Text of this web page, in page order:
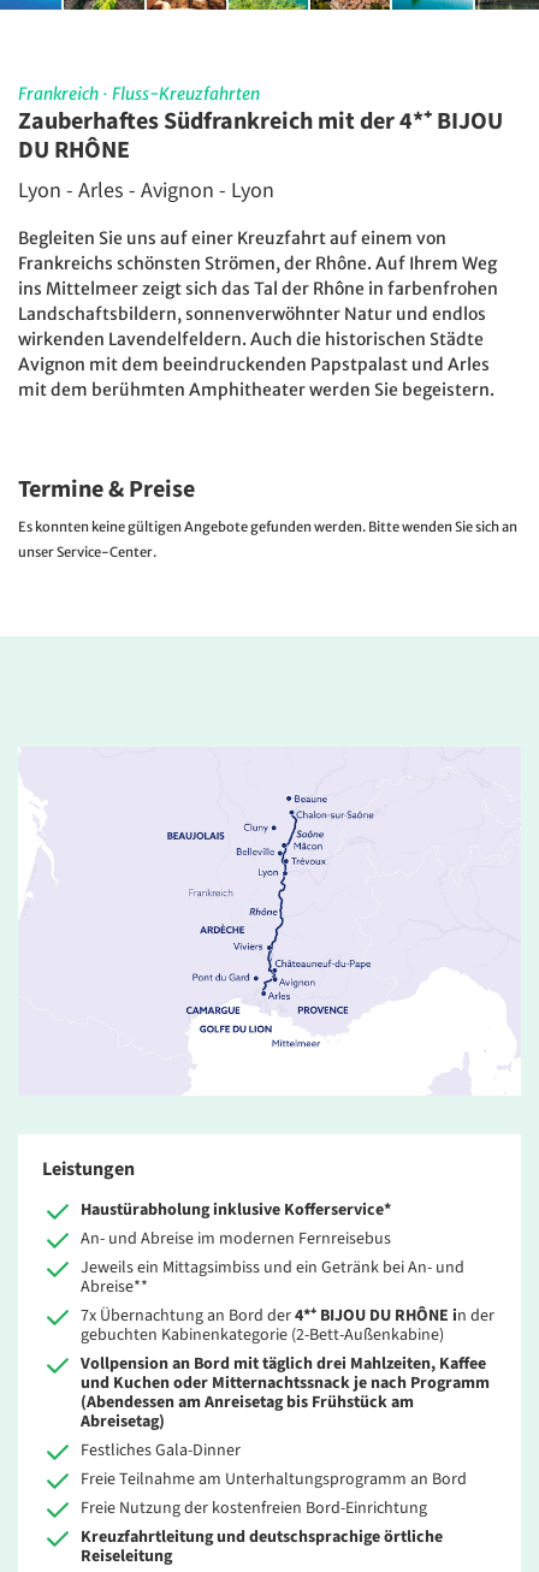
Frankreich · Fluss-Kreuzfahrten
Zauberhaftes Südfrankreich mit der 4*⁺ BIJOU
DU RHÔNE
Lyon - Arles - Avignon - Lyon
Begleiten Sie uns auf einer Kreuzfahrt auf einem von
Frankreichs schönsten Strömen, der Rhône. Auf Ihrem Weg
ins Mittelmeer zeigt sich das Tal der Rhône in farbenfrohen
Landschaftsbildern, sonnenverwöhnter Natur und endlos
wirkenden Lavendelfeldern. Auch die historischen Städte
Avignon mit dem beeindruckenden Papstpalast und Arles
mit dem berühmten Amphitheater werden Sie begeistern.
Termine & Preise
Es konnten keine gültigen Angebote gefunden werden. Bitte wenden Sie sich an
unser Service-Center.
Leistungen
Haustürabholung inklusive Kofferservice*
An- und Abreise im modernen Fernreisebus
Jeweils ein Mittagsimbiss und ein Getränk bei An- und
Abreise**
7x Übernachtung an Bord der4*⁺ BIJOU DU RHÔNE in der
gebuchten Kabinenkategorie (2-Bett-Außenkabine)
Vollpension an Bord mit täglich drei Mahlzeiten, Kaffee
und Kuchen oder Mitternachtssnack je nach Programm
(Abendessen am Anreisetag bis Frühstück am
Abreisetag)
Festliches Gala-Dinner
Freie Teilnahme am Unterhaltungsprogramm an Bord
Freie Nutzung der kostenfreien Bord-Einrichtung
Kreuzfahrtleitung und deutschsprachige örtliche
Reiseleitung